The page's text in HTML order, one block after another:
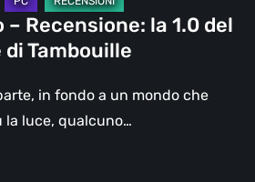
– Recensione: la 1.0 del
Tambouille
in fondo a un mondo che
la luce, qualcuno…